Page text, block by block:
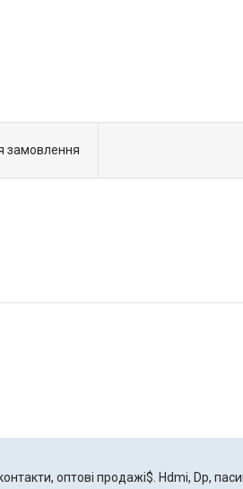
замовлення
оптові продажі$. Hdmi, Dp,